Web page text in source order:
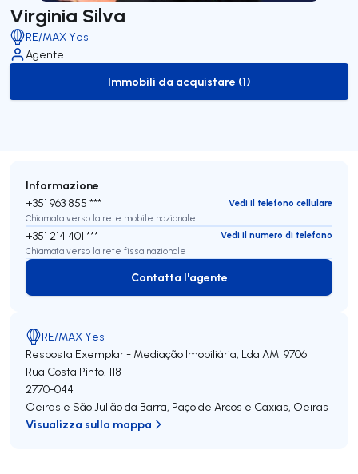
Virginia Silva
RE/MAX Yes
Agente
to-buy-listing
Immobili da acquistare (1)
Informazione
+351 963 855 ***
Vedi il telefono cellulare
Chiamata verso la rete mobile nazionale
+351 214 401 ***
Vedi il numero di telefono
Chiamata verso la rete fissa nazionale
Contatta l'agente
Contatta l'agente
RE/MAX Yes
Resposta Exemplar - Mediação Imobiliária, Lda AMI 9706
Rua Costa Pinto, 118
2770-044
Oeiras e São Julião da Barra, Paço de Arcos e Caxias, Oeiras
Visualizza sulla mappa